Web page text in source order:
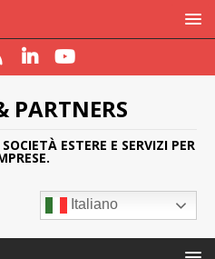
PARTNERS
ESTERE E SERVIZI PER
Italiano